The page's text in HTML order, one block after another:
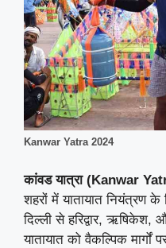
Kanwar Yatra 2024
कांवड यात्रा (Kanwar
शहरों में यातायात नियंत्रण के
दिल्ली से हरिद्वार, ऋषिकेश,
यातायात को वैकल्पिक मार्गों